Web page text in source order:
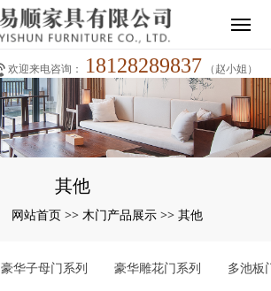
欢迎来电咨询： 18128289837 （赵小姐）
其他
网站首页 >> 木门产品展示 >> 其他
豪华子母门系列 豪华雕花门系列 多池板